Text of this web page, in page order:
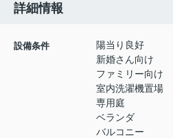
詳細情報
設備条件
陽当り良好
新婚さん向け
ファミリー向け
室内洗濯機置場
専用庭
ベランダ
バルコニー